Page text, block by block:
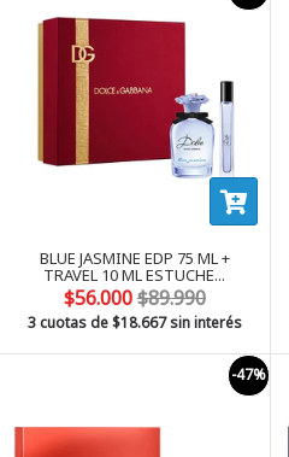
BLUE JASMINE EDP 75 ML +
TRAVEL 10 ML ESTUCHE...
$56.000$89.990
3 cuotas de$18.667sin interés
-47%